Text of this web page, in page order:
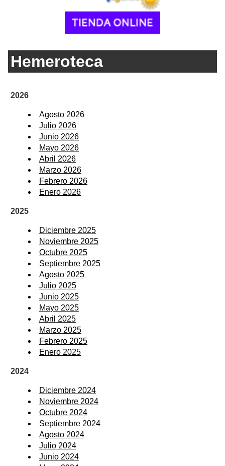
Hemeroteca
2026
Agosto 2026
Julio 2026
Junio 2026
Mayo 2026
Abril 2026
Marzo 2026
Febrero 2026
Enero 2026
2025
Diciembre 2025
Noviembre 2025
Octubre 2025
Septiembre 2025
Agosto 2025
Julio 2025
Junio 2025
Mayo 2025
Abril 2025
Marzo 2025
Febrero 2025
Enero 2025
2024
Diciembre 2024
Noviembre 2024
Octubre 2024
Septiembre 2024
Agosto 2024
Julio 2024
Junio 2024